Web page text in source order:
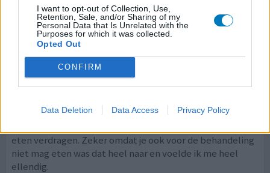
I want to opt-out of Collection, Use,
Retention, Sale, and/or Sharing of my
Personal Data that Is Unrelated with the
Purposes for which it was collected.
Opted Out
CONFIRM
Data Deletion Data Access Privacy Policy
Effectiviteit
Hoeveelheid bijwerkingen
Bijwerkingen
maagpijn voor misselijkheid/braken
Ik hield de boterham na de behandeling al niet meer
eten verdragen. Zeker omdat je ook voor de behandeling
niet mag eten was dat heel naar en voelde ik me heel
ellendig.